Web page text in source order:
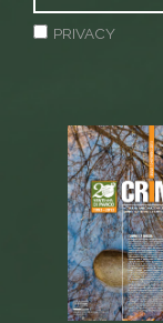
PRIVACY